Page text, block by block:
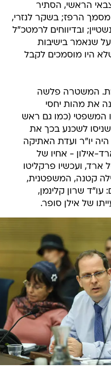
הצבאי הראשי, הסתיר
הרפז; בשקר לנזרי,
ובדיווחים לרמטכ"ל
על שנאמר בישיבות
היו מוסמכים לקבל
המשטרה פלשה
את מהות יחסי
המשפטי (כמו גם ראש
שניסו לשכנע בכך את
היה יו"ר ועדת האתיקה
אילון - אחיו של
ארד, ועכשיו פרקליטו
קטנה, המשפטנית,
עו"ד שרון קלינמן,
של אילן סופר.